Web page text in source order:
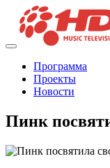
Программа
Проекты
Новости
Пинк